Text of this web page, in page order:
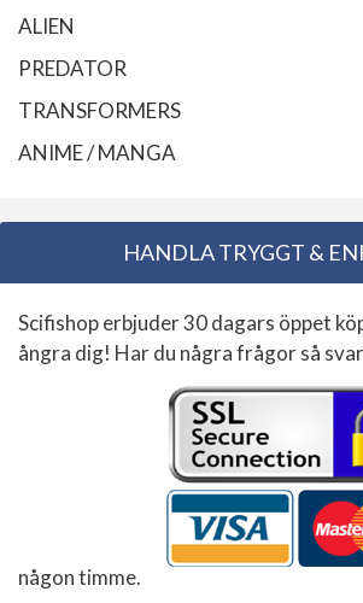
ALIEN
PREDATOR
TRANSFORMERS
ANIME / MANGA
HANDLA TRYGGT &
Scifishop erbjuder 30 dagars öppet
ångra dig! Har du några frågor så
någon timme.